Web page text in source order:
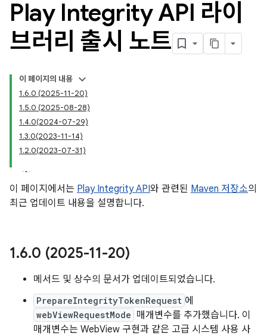
Play Integrity API 라이
브러리 출시 노트
이 페이지의 내용
1.6.0 (2025-11-20)
1.5.0 (2025-08-28)
1.4.0(2024-07-29)
1.3.0(2023-11-14)
1.2.0(2023-07-31)
이 페이지에서는 Play Integrity API와 관련된 Maven 저장소의
최근 업데이트 내용을 설명합니다.
1.6.0 (2025-11-20)
메서드 및 상수의 문서가 업데이트되었습니다.
PrepareIntegrityTokenRequest 에
webViewRequestMode 매개변수를 추가했습니다. 이
매개변수는 WebView 구현과 같은 고급 시스템 사용 사